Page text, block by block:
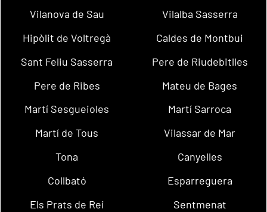
Vilanova de Sau
Vilalba Sasserra
Hipòlit de Voltregà
Caldes de Montbui
Sant Feliu Sasserra
Pere de Riudebitlles
Pere de Ribes
Mateu de Bages
Martí Sesgueioles
Martí Sarroca
Martí de Tous
Vilassar de Mar
Tona
Canyelles
Collbató
Esparreguera
Els Prats de Rei
Sentmenat